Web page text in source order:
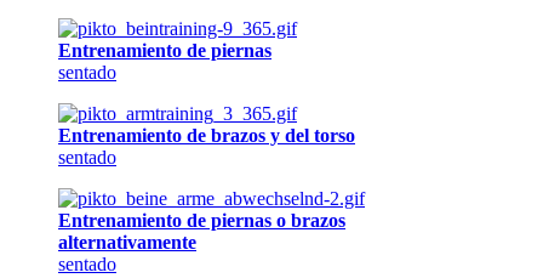
Entrenamiento de piernas
sentado
Entrenamiento de brazos y del torso
sentado
Entrenamiento de piernas o brazos
alternativamente
sentado